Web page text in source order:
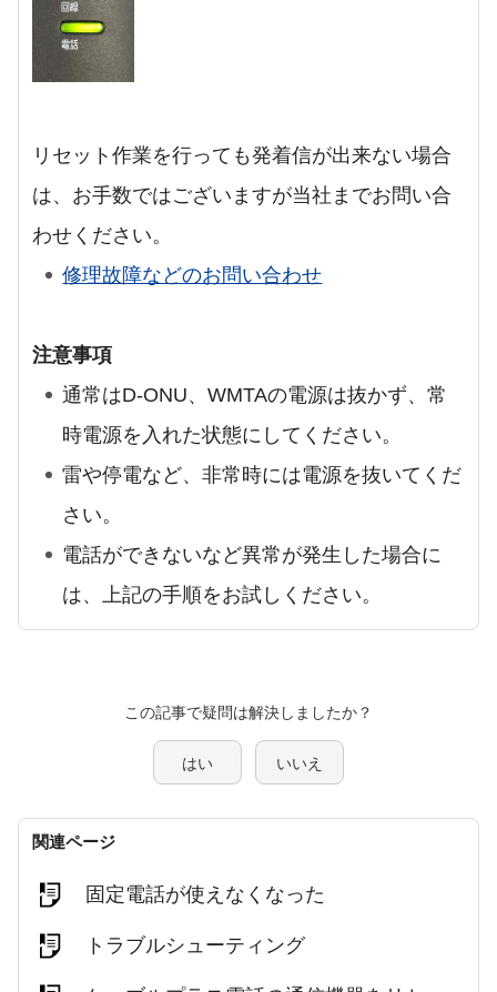
リセット作業を行っても発着信が出来ない場合
は、お手数ではございますが当社までお問い合
わせください。
修理故障などのお問い合わせ
注意事項
通常はD-ONU、WMTAの電源は抜かず、常
時電源を入れた状態にしてください。
雷や停電など、非常時には電源を抜いてくだ
さい。
電話ができないなど異常が発生した場合に
は、上記の手順をお試しください。
この記事で疑問は解決しましたか？
はい いいえ
関連ページ
固定電話が使えなくなった
トラブルシューティング